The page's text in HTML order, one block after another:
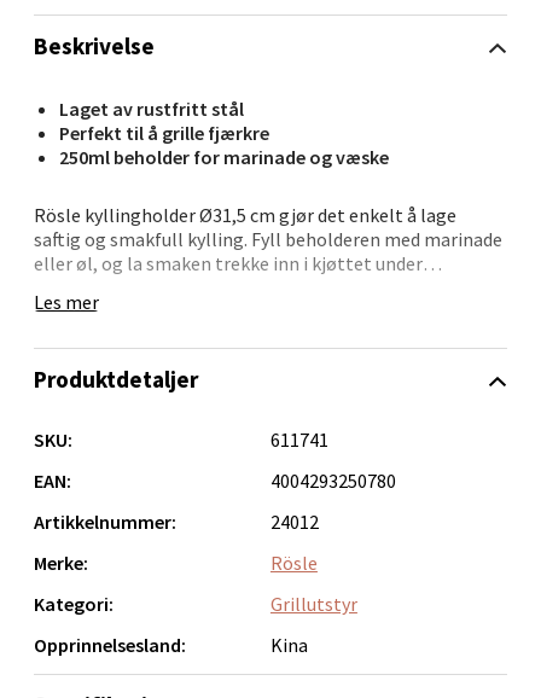
Beskrivelse
Laget av rustfritt stål
Perfekt til å grille fjærkre
250ml beholder for marinade og væske
Rösle kyllingholder Ø31,5 cm gjør det enkelt å lage
saftig og smakfull kylling. Fyll beholderen med marinade
eller øl, og la smaken trekke inn i kjøttet under
Perfekt når du vil lage hel kylling med minimal
• Gir saftig og smakfull kylling
• Stabil konstruksjon
• Diameter: 31,5 cm
• Høyde: 11 cm
kylling.
Les mer
Produktdetaljer
SKU:
611741
EAN:
4004293250780
Artikkelnummer:
24012
Merke:
Rösle
Kategori:
Grillutstyr
Opprinnelsesland:
Kina
Narvik - Thon Senter Malmporten
Bolagsgata 1, 8514 Narvik
Åpent i dag 10-20
0 i butikk
Velg
Bergen - Oasen Senter
Åpent i dag 10-21
Oppdal - Aunasenteret